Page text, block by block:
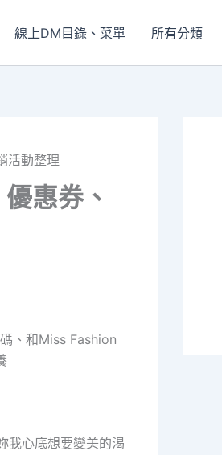
線上DM目錄、菜單 所有分類
活動整理
惠券、
、和Miss Fashion
我心底想要變美的渴